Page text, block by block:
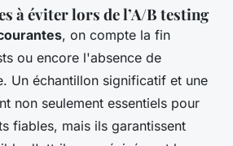
à éviter lors de l’A/B testing
, on compte la fin
ou encore l'absence de
Un échantillon significatif et une
non seulement essentiels pour
fiables, mais ils garantissent